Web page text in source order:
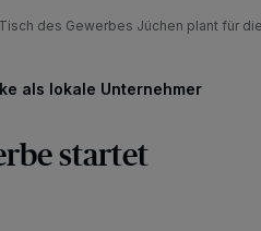
des Gewerbes Jüchen plant für
als lokale Unternehmer
startet